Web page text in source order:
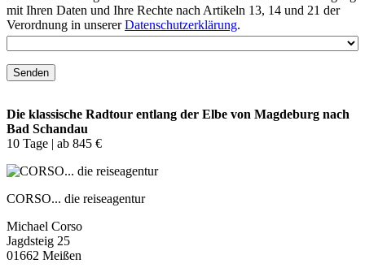
mit Ihren Daten und Ihre Rechte nach Artikeln 13, 14 und 21 der
Verordnung in unsererDatenschutzerklärung.
Senden
Die klassische Radtour entlang der Elbe von Magdeburg nach
Bad Schandau
10 Tage | ab 845 €
CORSO... die reiseagentur
Michael Corso
Jagdsteig 25
01662 Meißen